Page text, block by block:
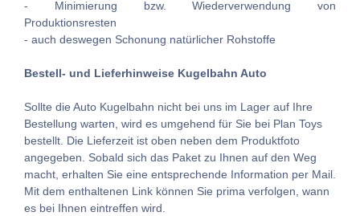
- Minimierung bzw. Wiederverwendung von
Produktionsresten
- auch deswegen Schonung natürlicher Rohstoffe
Bestell- und Lieferhinweise Kugelbahn Auto
Sollte die Auto Kugelbahn nicht bei uns im Lager auf Ihre
Bestellung warten, wird es umgehend für Sie bei Plan Toys
bestellt. Die Lieferzeit ist oben neben dem Produktfoto
angegeben. Sobald sich das Paket zu Ihnen auf den Weg
macht, erhalten Sie eine entsprechende Information per Mail.
Mit dem enthaltenen Link können Sie prima verfolgen, wann
es bei Ihnen eintreffen wird.